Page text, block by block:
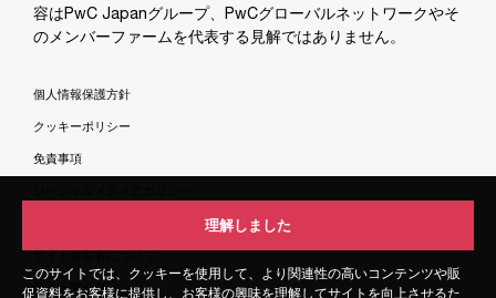
このサイトでは、クッキーを使用して、より関連性の高いコンテンツや販
促資料をお客様に提供し、お客様の興味を理解してサイトを向上させるた
理解しました
このサイトでは、クッキーを使用して、より関連性の高いコンテンツや販
促資料をお客様に提供し、お客様の興味を理解してサイトを向上させるた
理解しました
容はPwC Japanグループ、PwCグローバルネットワークやそ
のメンバーファームを代表する見解ではありません。
個人情報保護方針
クッキーポリシー
免責事項
サイト運営者について
サイトマップ